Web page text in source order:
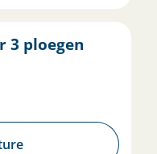
3 ploegen